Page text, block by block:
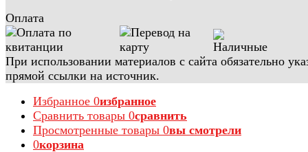
Оплата
При использовании материалов с сайта обязательно
прямой ссылки на источник.
Избранное 0избранное
Сравнить товары 0сравнить
Просмотренные товары 0вы смотрели
0корзина